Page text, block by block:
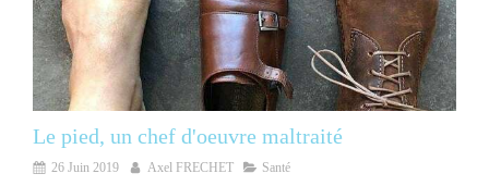
Le pied, un chef d'oeuvre maltraité
26 Juin 2019 Axel FRECHET Santé